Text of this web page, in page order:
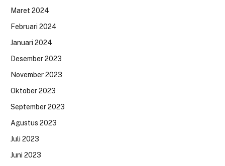
Maret 2024
Februari 2024
Januari 2024
Desember 2023
November 2023
Oktober 2023
September 2023
Agustus 2023
Juli 2023
Juni 2023